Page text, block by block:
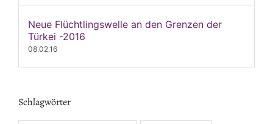
Neue Flüchtlingswelle an den Grenzen der
Türkei -2016
08.02.16
Schlagwörter